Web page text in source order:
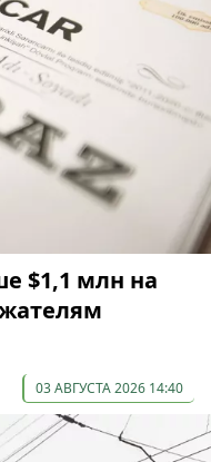
$1,1 млн на
03 АВГУСТА 2026 14:40